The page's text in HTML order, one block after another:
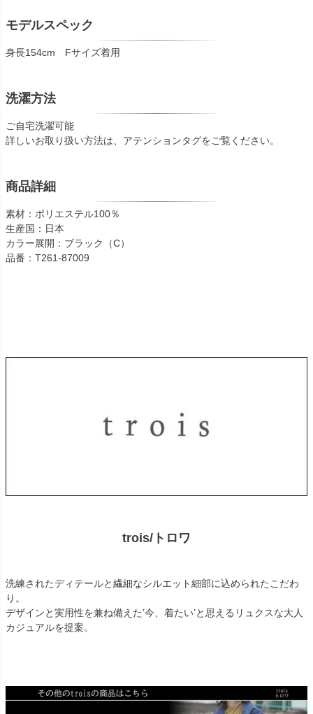
モデルスペック
身長154cm Fサイズ着用
洗濯方法
ご自宅洗濯可能
詳しいお取り扱い方法は、アテンションタグをご覧ください。
商品詳細
素材：ポリエステル100％
生産国：日本
カラー展開：ブラック（C）
品番：T261-87009
trois/トロワ
洗練されたディテールと繊細なシルエット細部に込められたこだわ
り。
デザインと実用性を兼ね備えた’今、着たい’と思えるリュクスな大人
カジュアルを提案。